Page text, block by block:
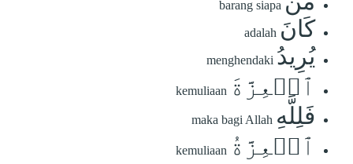
barang siapa
كَانَ adalah
يُرِيدُ menghendaki
ٱلۡعِزَّةَ kemuliaan
فَلِلَّهِ maka bagi Allah
ٱلۡعِزَّةُ kemuliaan